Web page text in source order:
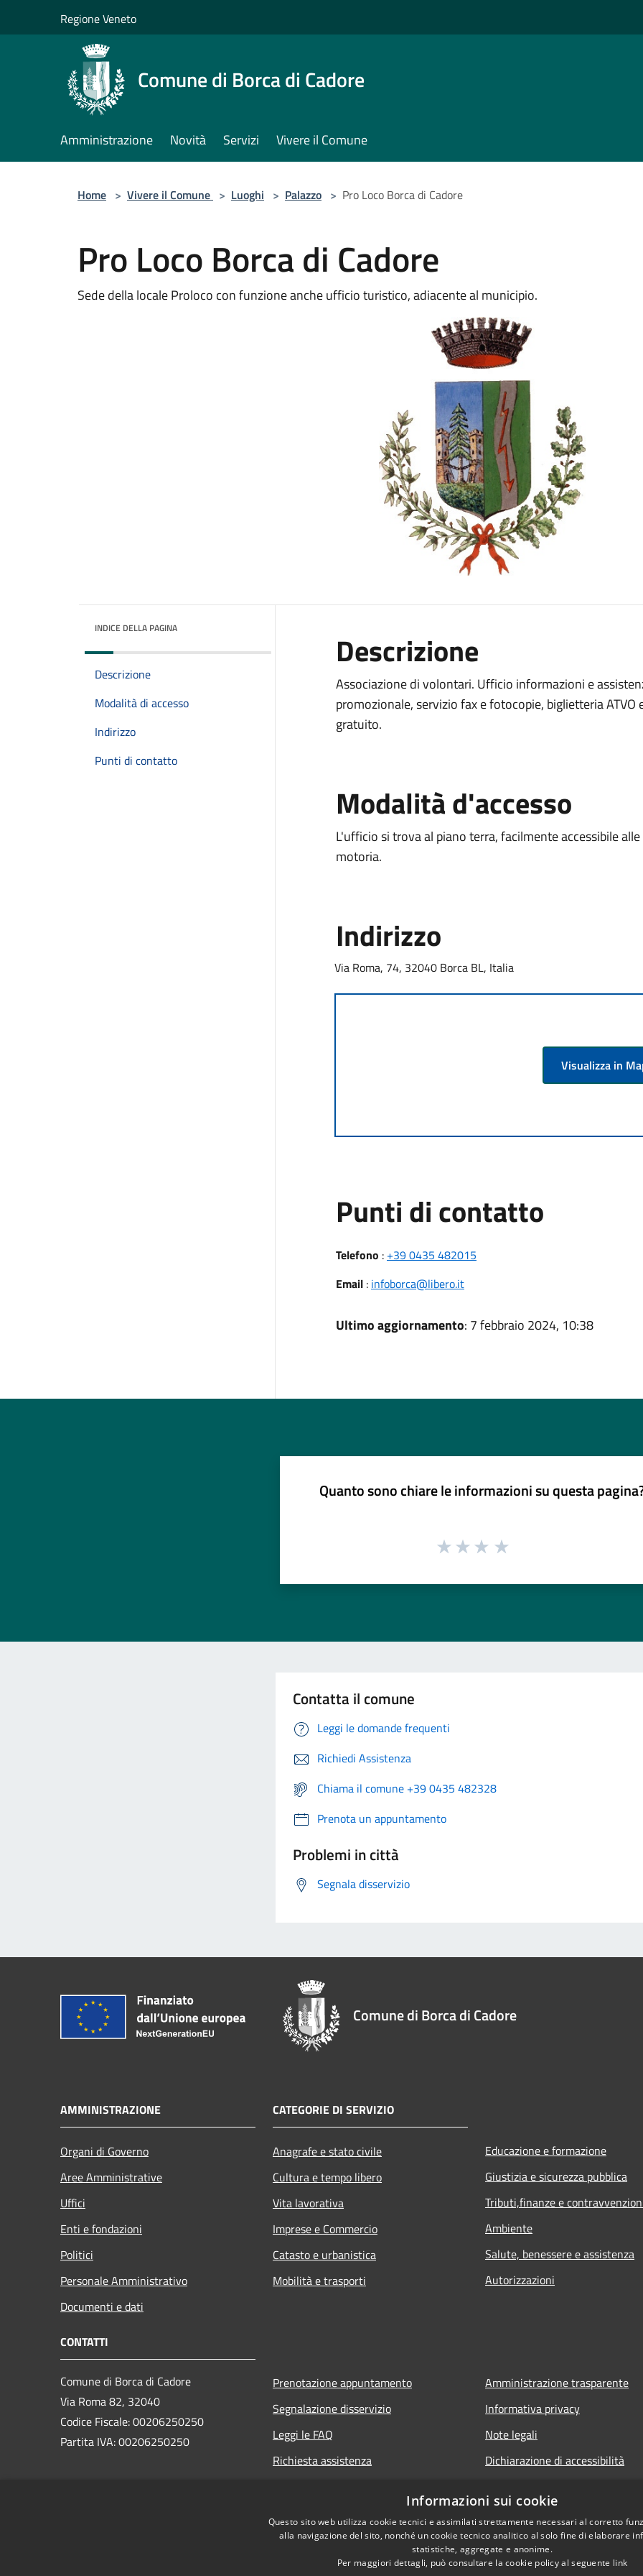
Regione Veneto
Comune di Borca di Cadore
Amministrazione Novità Servizi Vivere il Comune
Home > Vivere il Comune > Luoghi > Palazzo > Pro Loco Borca di Cadore
Pro Loco Borca di Cadore
Sede della locale Proloco con funzione anche ufficio turistico, adiacente al municipio.
INDICE DELLA PAGINA
Descrizione
Modalità di accesso
Indirizzo
Punti di contatto
Descrizione
Associazione di volontari. Ufficio informazioni e
promozionale, servizio fax e fotocopie, biglietteria
gratuito.
Modalità d'accesso
L'ufficio si trova al piano terra, facilmente accessibile
motoria.
Indirizzo
Via Roma, 74, 32040 Borca BL, Italia
Visualizza in
Punti di contatto
Telefono : +39 0435 482015
Email: infoborca@libero.it
Ultimo aggiornamento: 7 febbraio 2024, 10:38
Quanto sono chiare le informazioni su questa
Contatta il comune
Leggi le domande frequenti
Richiedi Assistenza
Chiama il comune +39 0435 482328
Prenota un appuntamento
Problemi in città
Segnala disservizio
Comune di Borca di Cadore
AMMINISTRAZIONE
Organi di Governo
Aree Amministrative
Uffici
Enti e fondazioni
Politici
Personale Amministrativo
Documenti e dati
CATEGORIE DI SERVIZIO
Anagrafe e stato civile
Cultura e tempo libero
Vita lavorativa
Imprese e Commercio
Catasto e urbanistica
Mobilità e trasporti
Educazione e formazione
Giustizia e sicurezza pubblica
Tributi,finanze e
Ambiente
Salute, benessere e assistenza
Autorizzazioni
CONTATTI
Comune di Borca di Cadore
Via Roma 82, 32040
Codice Fiscale: 00206250250
Partita IVA: 00206250250
Prenotazione appuntamento
Segnalazione disservizio
Leggi le FAQ
Richiesta assistenza
Amministrazione trasparente
Informativa privacy
Note legali
Dichiarazione di accessibilità
Informazioni sui cookie
Questo sito web utilizza cookie tecnici e assimilati strettamente necessari al corretto
alla navigazione del sito, nonché un cookie tecnico analitico al solo fine di elaborare
statistiche, aggregate e anonime.
Per maggiori dettagli, può consultare la cookie policy al seguente link